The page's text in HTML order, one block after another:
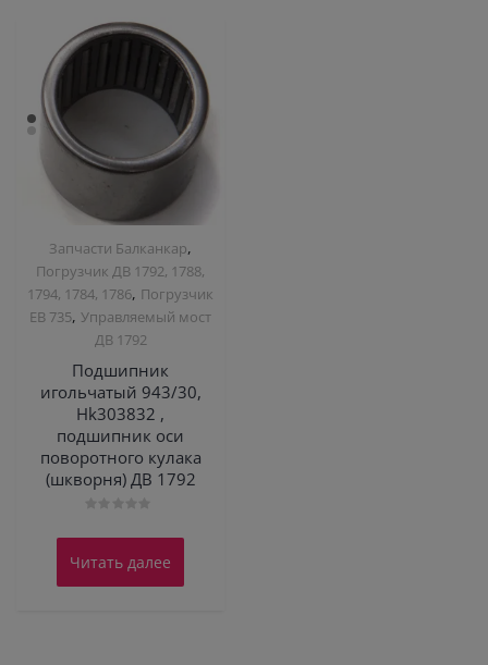
Запчасти Балканкар,
Погрузчик ДВ 1792, 1788,
1794, 1784, 1786, Погрузчик
ЕВ 735,Управляемый мост
ДВ 1792
Подшипник
игольчатый 943/30,
Hk303832 ,
подшипник оси
поворотного кулака
(шкворня) ДВ 1792
0
5
Читать далее